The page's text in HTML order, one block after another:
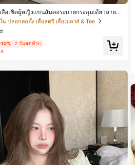
สื้อเชิ้ตผู้หญิงแขนสั้นคอระบายกระดุมเดี่ยวลายท
ใน ปลอกคอตั้ง เสื้อสตรี เสื้อเบลาส์ & Tee
2 วันสุดท้าย